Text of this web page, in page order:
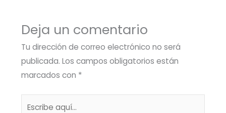
Deja un comentario
Tu dirección de correo electrónico no será
publicada. Los campos obligatorios están
marcados con *